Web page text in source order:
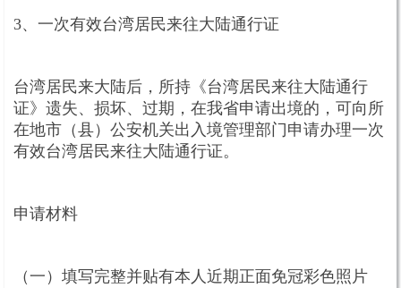
3、一次有效台湾居民来往大陆通行证
台湾居民来大陆后，所持《台湾居民来往大陆通行
证》遗失、损坏、过期，在我省申请出境的，可向所
在地市（县）公安机关出入境管理部门申请办理一次
有效台湾居民来往大陆通行证。
申请材料
（一）填写完整并贴有本人近期正面免冠彩色照片